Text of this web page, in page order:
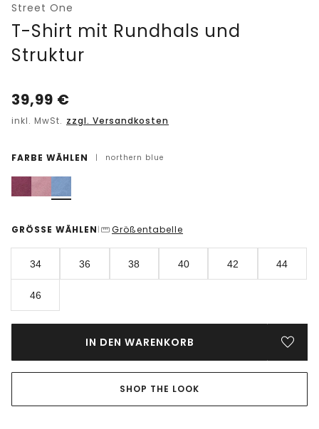
Street One
T-Shirt mit Rundhals und
Struktur
39,99 €
inkl. MwSt. zzgl. Versandkosten
FARBE WÄHLEN | northern blue
GRÖSSE WÄHLEN | Größentabelle
34 36 38 40 42 44
46
IN DEN WARENKORB
SHOP THE LOOK